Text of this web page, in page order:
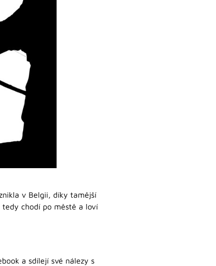
v Belgii, díky tamější
tedy chodí po městě a loví
a sdílejí své nálezy s